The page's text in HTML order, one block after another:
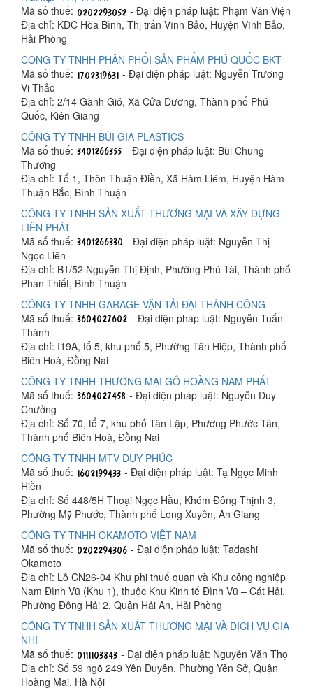
Mã số thuế:
- Đại diện pháp luật: Phạm Văn Viện
Địa chỉ: KDC Hòa Bình, Thị trấn Vĩnh Bảo, Huyện Vĩnh Bảo,
Hải Phòng
CÔNG TY TNHH PHÂN PHỐI SẢN PHẨM PHÚ QUỐC BKT
Mã số thuế:
- Đại diện pháp luật: Nguyễn Trương
Vi Thảo
Địa chỉ: 2/14 Gành Gió, Xã Cửa Dương, Thành phố Phú
Quốc, Kiên Giang
CÔNG TY TNHH BÙI GIA PLASTICS
Mã số thuế:
- Đại diện pháp luật: Bùi Chung
Thương
Địa chỉ: Tổ 1, Thôn Thuận Điền, Xã Hàm Liêm, Huyện Hàm
Thuận Bắc, Bình Thuận
CÔNG TY TNHH SẢN XUẤT THƯƠNG MẠI VÀ XÂY DỰNG
LIÊN PHÁT
Mã số thuế:
- Đại diện pháp luật: Nguyễn Thị
Ngọc Liên
Địa chỉ: B1/52 Nguyễn Thị Định, Phường Phú Tài, Thành phố
Phan Thiết, Bình Thuận
CÔNG TY TNHH GARAGE VẬN TẢI ĐẠI THÀNH CÔNG
Mã số thuế:
- Đại diện pháp luật: Nguyễn Tuấn
Thành
Địa chỉ: I19A, tổ 5, khu phố 5, Phường Tân Hiệp, Thành phố
Biên Hoà, Đồng Nai
CÔNG TY TNHH THƯƠNG MẠI GỖ HOÀNG NAM PHÁT
Mã số thuế:
- Đại diện pháp luật: Nguyễn Duy
Chưởng
Địa chỉ: Số 70, tổ 7, khu phố Tân Lập, Phường Phước Tân,
Thành phố Biên Hoà, Đồng Nai
CÔNG TY TNHH MTV DUY PHÚC
Mã số thuế:
- Đại diện pháp luật: Tạ Ngọc Minh
Hiền
Địa chỉ: Số 448/5H Thoại Ngọc Hầu, Khóm Đông Thịnh 3,
Phường Mỹ Phước, Thành phố Long Xuyên, An Giang
CÔNG TY TNHH OKAMOTO VIỆT NAM
Mã số thuế:
- Đại diện pháp luật: Tadashi
Okamoto
Địa chỉ: Lô CN26-04 Khu phi thuế quan và Khu công nghiệp
Nam Đình Vũ (Khu 1), thuộc Khu Kinh tế Đình Vũ – Cát Hải,
Phường Đông Hải 2, Quận Hải An, Hải Phòng
CÔNG TY TNHH SẢN XUẤT THƯƠNG MẠI VÀ DỊCH VỤ GIA
NHI
Mã số thuế:
- Đại diện pháp luật: Nguyễn Văn Thọ
Địa chỉ: Số 59 ngõ 249 Yên Duyên, Phường Yên Sở, Quận
Hoàng Mai, Hà Nội